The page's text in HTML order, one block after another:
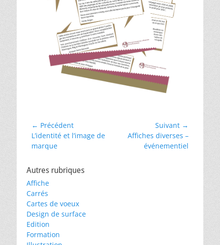
Navigation
de
l’article
← Précédent
Article
précédent :
L’identité et l’image de
marque
Suivant →
ArticleAffiches diverses –
événementiel
Autres rubriques
Affiche
Carrés
Cartes de voeux
Design de surface
Edition
Formation